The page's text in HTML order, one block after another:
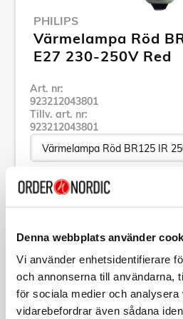
Denna webbplats använder
Vi använder enhetsidentifierare
och annonserna till användarna,
för sociala medier och analysera
vidarebefordrar även sådana
PHILIPS
Värmelampa Röd
E27 230-250V Red
Art. nr:
923212043801
Tillv. art. nr:
923212043801
Se alla produkter inom Philips
Specifikation
Beskrivning